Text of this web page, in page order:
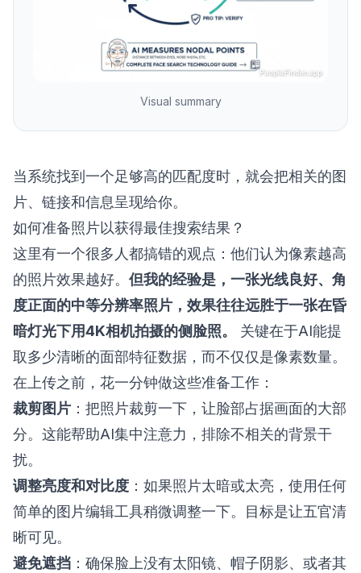
Visual summary
当系统找到一个足够高的匹配度时，就会把相关的图
片、链接和信息呈现给你。
如何准备照片以获得最佳搜索结果？
这里有一个很多人都搞错的观点：他们认为像素越高
的照片效果越好。 但我的经验是，一张光线良好、角
度正面的中等分辨率照片，效果往往远胜于一张在昏
暗灯光下用4K相机拍摄的侧脸照。
关键在于AI能提
取多少清晰的面部特征数据，而不仅仅是像素数量。
在上传之前，花一分钟做这些准备工作：
裁剪图片 ：把照片裁剪一下，让脸部占据画面的大部
分。这能帮助AI集中注意力，排除不相关的背景干
扰。
调整亮度和对比度 ：如果照片太暗或太亮，使用任何
简单的图片编辑工具稍微调整一下。目标是让五官清
晰可见。
避免遮挡 ：确保脸上没有太阳镜、帽子阴影、或者其